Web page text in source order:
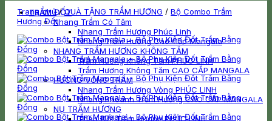
TRẦM ĐỐT
Nhang Trầm Có Tăm
Nhang Trầm Hương Phúc Linh
Nhang Trầm Hương Cao Cấp Mangala
NHANG TRẦM HƯƠNG KHÔNG TĂM
Trầm Hương Không Tăm PHÚC LINH
Trầm Hương Không Tăm CAO CẤP MANGALA
HƯƠNG VÒNG TRẦM
Nhang Trầm Hương Vòng PHÚC LINH
Nhang Khoanh Trầm Hương CAO CẤP MANGALA
NỤ TRẦM HƯƠNG
Tháp Đốt Trầm Hương PHÚC LINH
Trang chủ / QUÀ TẶNG TRẦM HƯƠNG / Bộ Combo Trầm
Hương Đốt